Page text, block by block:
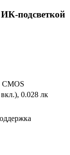
подсветкой
CMOS
0.028 лк